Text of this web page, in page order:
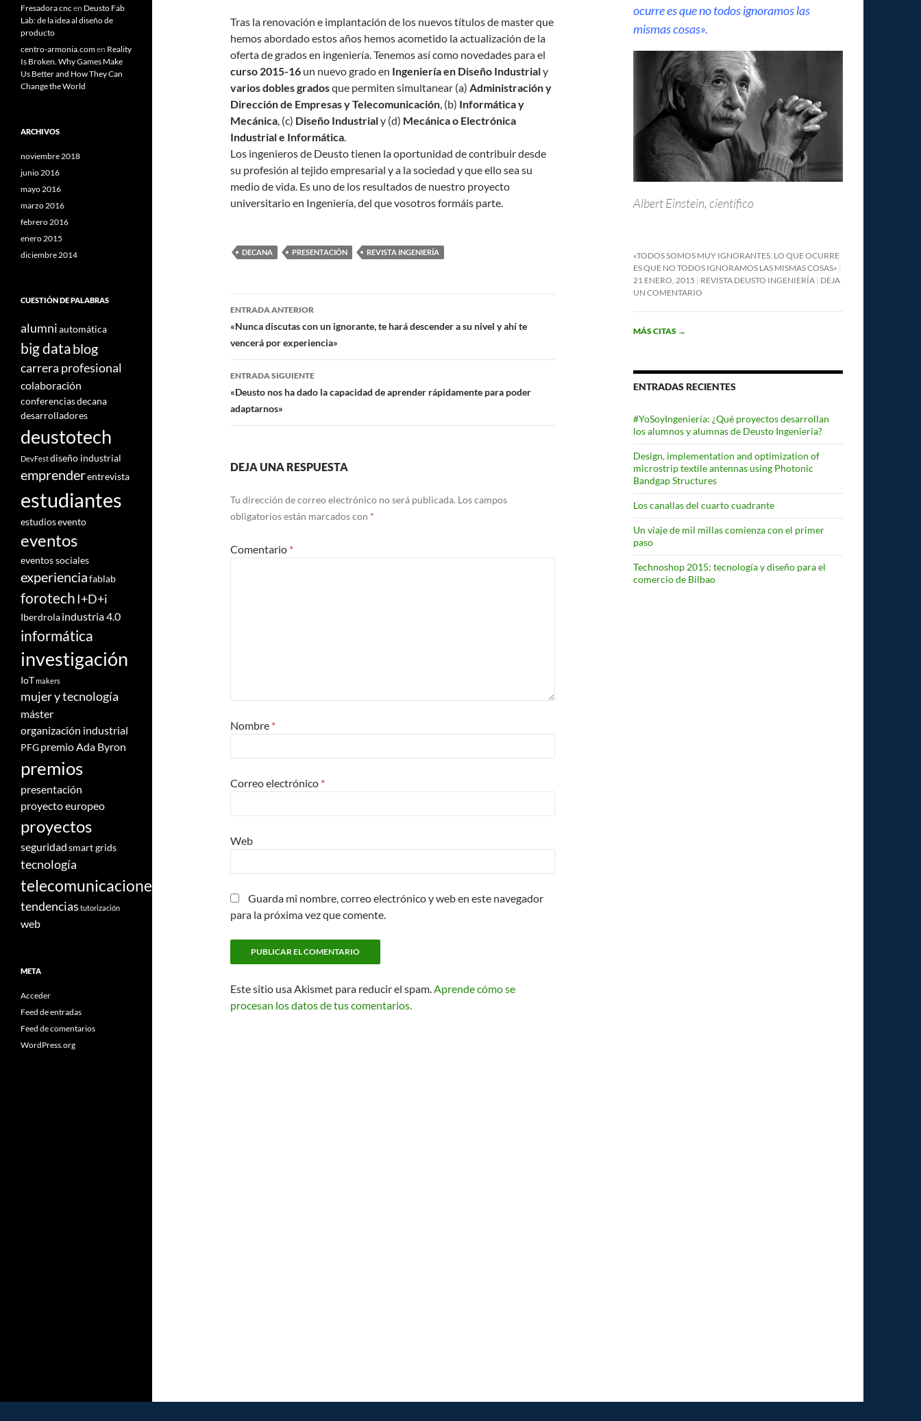
Tras la renovación e implantación de los nuevos títulos de master que
hemos abordado estos años hemos acometido la actualización de la
oferta de grados en ingeniería. Tenemos así como novedades para el
curso 2015-16 un nuevo grado en Ingeniería en Diseño Industrialy
varios dobles gradosque permiten simultanear (a) Administración y
Dirección de Empresas y Telecomunicación, (b) Informática y
Mecánica, (c) Diseño Industrialy (d) Mecánica o Electrónica
Industrial e Informática.
Los ingenieros de Deusto tienen la oportunidad de contribuir desde
su profesión al tejido empresarial y a la sociedad y que ello sea su
medio de vida. Es uno de los resultados de nuestro proyecto
universitario en Ingeniería, del que vosotros formáis parte.
DECANA PRESENTACIÓN REVISTA INGENIERÍA
Navegación
de
entradas
ENTRADA ANTERIOR
«Nunca discutas con un ignorante, te hará descender a su nivel y ahí te
vencerá por experiencia»
ENTRADA SIGUIENTE
«Deusto nos ha dado la capacidad de aprender rápidamente para poder
adaptarnos»
DEJA UNA RESPUESTA
Tu dirección de correo electrónico no será publicada. Los campos
obligatorios están marcados con *
Comentario *
Nombre *
Correo electrónico *
Web
Guarda mi nombre, correo electrónico y web en este navegador
para la próxima vez que comente.
Este sitio usa Akismet para reducir el spam.Aprende cómo se
procesan los datos de tus comentarios.
ocurre es que no todos ignoramos las
mismas cosas».
Albert Einstein, científico
«TODOS SOMOS MUY IGNORANTES. LO QUE OCURRE
ES QUE NO TODOS IGNORAMOS LAS MISMAS COSAS»
21 ENERO, 2015
REVISTA DEUSTO INGENIERÍA DEJA
UN COMENTARIO
MÁS CITAS →
ENTRADAS RECIENTES
#YoSoyIngeniería: ¿Qué proyectos desarrollan
los alumnos y alumnas de Deusto Ingeniería?
Design, implementation and optimization of
microstrip textile antennas using Photonic
Bandgap Structures
Los canallas del cuarto cuadrante
Un viaje de mil millas comienza con el primer
paso
Technoshop 2015: tecnología y diseño para el
comercio de Bilbao
Fresadora cnc en Deusto Fab
Lab: de la idea al diseño de
producto
centro-armonia.comen Reality
Is Broken. Why Games Make
Us Better and How They Can
Change the World
ARCHIVOS
noviembre 2018
junio 2016
mayo 2016
marzo 2016
febrero 2016
enero 2015
diciembre 2014
CUESTIÓN DE PALABRAS
alumniautomática
big datablog
carrera profesional
colaboración
conferenciasdecana
desarrolladores
deustotech
DevFestdiseño industrial
emprenderentrevista
estudiantes
estudiosevento
eventos
eventos sociales
experienciafablab
forotechI+D+i
Iberdrolaindustria 4.0
informática
investigación
IoTmakers
mujer y tecnología
máster
organización industrial
PFGpremio Ada Byron
premios
presentación
proyecto europeo
proyectos
seguridadsmart grids
tecnología
telecomunicaciones
tendencias tutorización
web
META
Acceder
Feed de entradas
Feed de comentarios
WordPress.org